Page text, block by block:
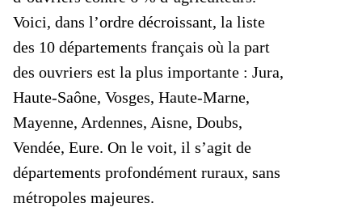
Voici, dans l’ordre décroissant, la liste
des 10 départements français où la part
des ouvriers est la plus importante : Jura,
Haute-Saône, Vosges, Haute-Marne,
Mayenne, Ardennes, Aisne, Doubs,
Vendée, Eure. On le voit, il s’agit de
départements profondément ruraux, sans
métropoles majeures.